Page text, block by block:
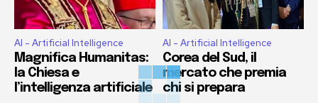
AI - Artificial Intelligence
Magnifica Humanitas:
la Chiesa e
l’intelligenza artificiale
AI - Artificial Intelligence
Corea del Sud, il
mercato che premia
chi si prepara